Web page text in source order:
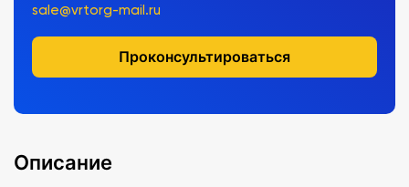
sale@vrtorg-mail.ru
Проконсультироваться
Описание